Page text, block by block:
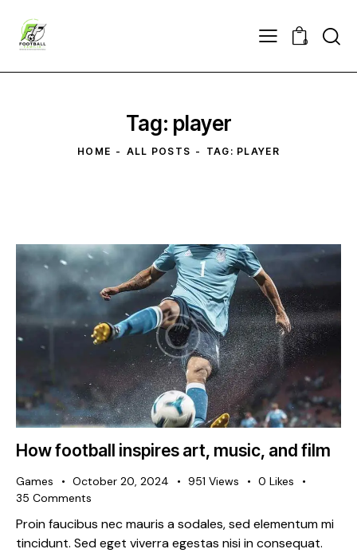
0
Tag: player
HOME ALL POSTS TAG: PLAYER
How football inspires art, music, and film
Games October 20, 2024 951 Views 0 Likes
35 Comments
Proin faucibus nec mauris a sodales, sed elementum mi
tincidunt. Sed eget viverra egestas nisi in consequat.